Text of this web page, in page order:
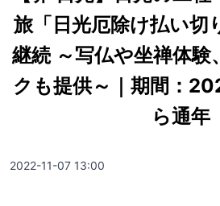
旅「日光厄除け払い切
継続 ～写仏や坐禅体験
クも提供～｜期間：
ら通年
2022-11-07 13:00